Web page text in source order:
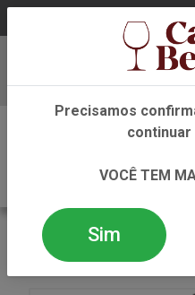
VINHO
TINTO
VINHO TINTO QUINTA DO VALE
Precisamos
continuar
VOCÊ TEM
Sim